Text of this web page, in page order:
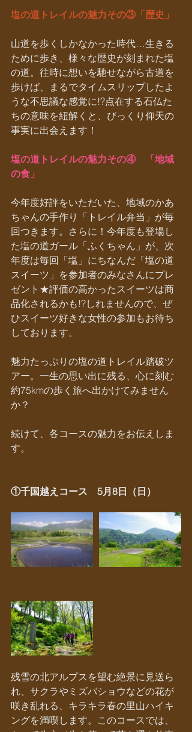
塩の道トレイルの魅力その③「歴史」
山道を歩くしかなかった時代…生きる
ために歩き、様々な歴史が刻まれた塩
の道。往時に想いを馳せながら古道を
歩けば、まるでタイムスリップしたよ
うな不思議な感覚に!?点在する石仏た
ちの意味を紐解くと、びっくり仰天の
事実に出会えます！
塩の道トレイルの魅力その④　「地域
の食」
今年度好評をいただいた、地域のかあ
ちゃんの手作り「トレイル弁当」が毎
回つきます。さらに！今年度も登場し
た塩の道ガール「ふくちゃん」が、次
年度は毎回「塩」にちなんだ「塩の道
スイーツ」を参加者のみなさんにプレ
ゼント★評価の高かったスイーツは商
品化されるかも!?しれませんので、ぜ
ひスイーツ好きな女性の参加もお待ち
しております。
魅力たっぷりの塩の道トレイル踏破ツ
アー。一生の思い出に残る、心に刻む
約75kmの歩く旅へ出かけてみません
か？
続けて、各コースの魅力をお伝えしま
す。
①千国越えコース　5月8日（日）
残雪の北アルプスを望む絶景に見送ら
れ、サクラやミズバショウなどの花が
咲き乱れる、キラキラ春の里山ハイキ
ングを満喫します。このコースでは、